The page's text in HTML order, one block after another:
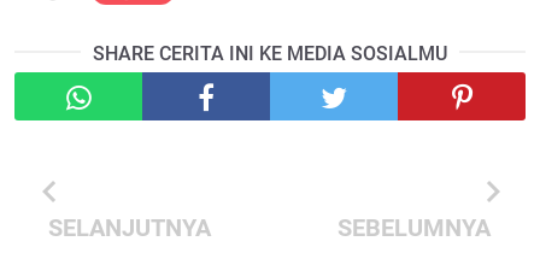
SHARE CERITA INI KE MEDIA SOSIALMU
chevron_left
SELANJUTNYA
chevron_right
SEBELUMNYA